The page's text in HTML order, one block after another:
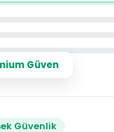
Güven
Güvenlik